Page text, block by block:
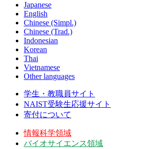
Japanese
English
Chinese (Simpl.)
Chinese (Trad.)
Indonesian
Korean
Thai
Vietnamese
Other languages
学生・教職員サイト
NAIST受験生応援サイト
寄付について
情報科学領域
バイオサイエンス領域